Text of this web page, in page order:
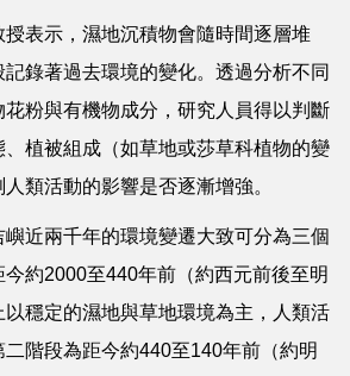
表示，濕地沉積物會隨時間逐層堆
錄著過去環境的變化。透過分析不同
粉與有機物成分，研究人員得以判斷
植被組成（如草地或莎草科植物的變
類活動的影響是否逐漸增強。
近兩千年的環境變遷大致可分為三個
約2000至440年前（約西元前後至明
穩定的濕地與草地環境為主，人類活
階段為距今約440至140年前（約明